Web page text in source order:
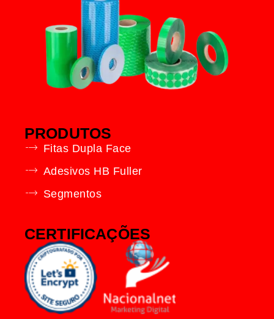
PRODUTOS
Fitas Dupla Face
Adesivos HB Fuller
Segmentos
CERTIFICAÇÕES